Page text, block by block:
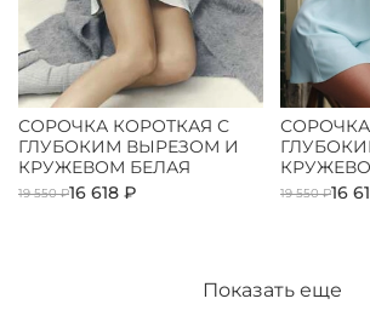
СОРОЧКА КОРОТКАЯ С
ГЛУБОКИМ ВЫРЕЗОМ И
КРУЖЕВОМ БЕЛАЯ
19 550 ₽16 618 ₽ 19 550 ₽16
Показать еще